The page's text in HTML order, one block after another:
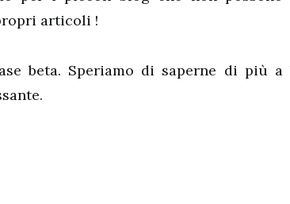
articoli !
beta. Speriamo di saperne di più a